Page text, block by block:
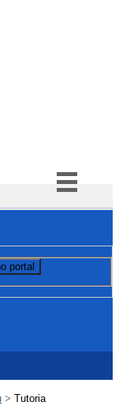
informação
>Tutoria